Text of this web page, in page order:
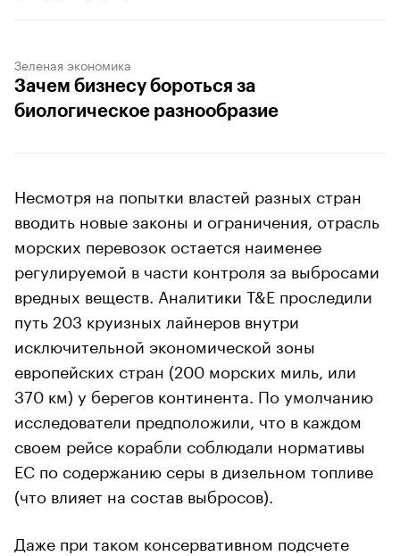
Зеленая экономика
Зачем бизнесу бороться за
биологическое разнообразие
Несмотря на попытки властей разных стран
вводить новые законы и ограничения, отрасль
морских перевозок остается наименее
регулируемой в части контроля за выбросами
вредных веществ. Аналитики T&E проследили
путь 203 круизных лайнеров внутри
исключительной экономической зоны
европейских стран (200 морских миль, или
370 км) у берегов континента. По умолчанию
исследователи предположили, что в каждом
своем рейсе корабли соблюдали нормативы
ЕС по содержанию серы в дизельном топливе
(что влияет на состав выбросов).
Даже при таком консервативном подсчете